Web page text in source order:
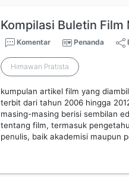
Kompilasi Buletin Film
Komentar Penanda
Himawan Pratista
kumpulan artikel film yang
terbit dari tahun 2006 hingga
masing-masing berisi sembilan
tentang film, termasuk
penulis, baik akademisi maupun